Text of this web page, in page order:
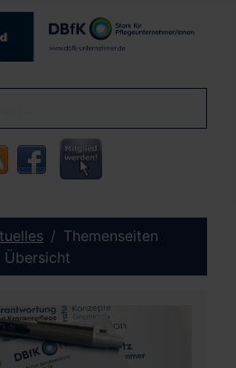
Themenseiten
Übersicht